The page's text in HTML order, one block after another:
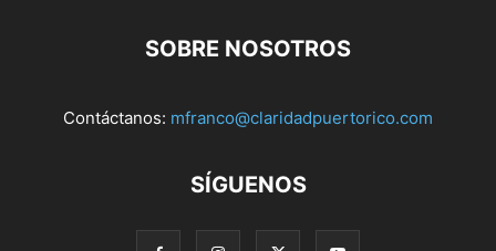
SOBRE NOSOTROS
Contáctanos: mfranco@claridadpuertorico.com
SÍGUENOS